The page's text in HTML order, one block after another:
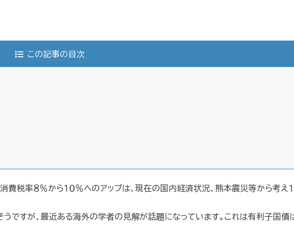
この記事の目次
税率８％から１０％へのアップは、現在の国内経済状況、熊本震災等から考え
ですが、最近ある海外の学者の見解が話題になっています。これは有利子国債